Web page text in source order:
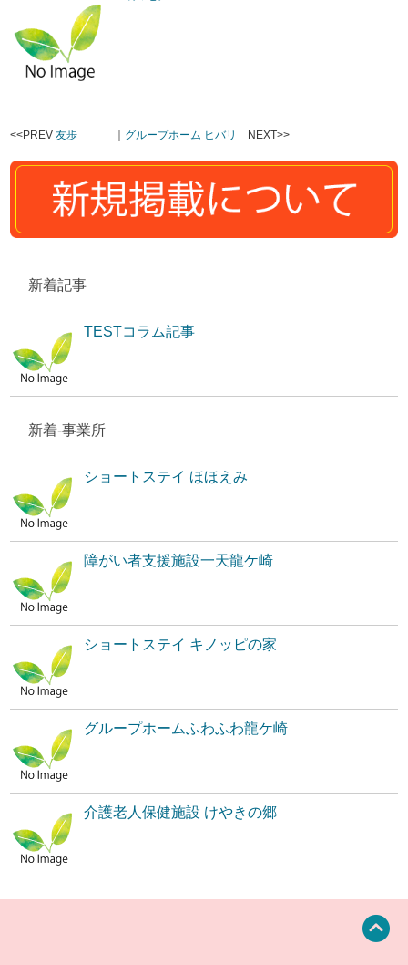
<<PREV友歩 ｜ グループホーム ヒバリ NEXT>>
新着記事
TESTコラム記事
新着-事業所
ショートステイ ほほえみ
障がい者支援施設一天龍ケ崎
ショートステイ キノッピの家
グループホームふわふわ龍ケ崎
介護老人保健施設 けやきの郷